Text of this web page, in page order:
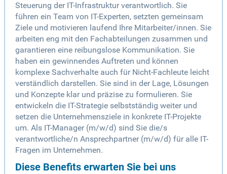
Steuerung der IT-Infrastruktur verantwortlich. Sie
führen ein Team von IT-Experten, setzten gemeinsam
Ziele und motivieren laufend Ihre Mitarbeiter/innen. Sie
arbeiten eng mit den Fachabteilungen zusammen und
garantieren eine reibungslose Kommunikation. Sie
haben ein gewinnendes Auftreten und können
komplexe Sachverhalte auch für Nicht-Fachleute leicht
verständlich darstellen. Sie sind in der Lage, Lösungen
und Konzepte klar und präzise zu formulieren. Sie
entwickeln die IT-Strategie selbstständig weiter und
setzen die Unternehmensziele in konkrete IT-Projekte
um. Als IT-Manager (m/w/d) sind Sie die/s
verantwortliche/n Ansprechpartner (m/w/d) für alle IT-
Fragen im Unternehmen.
Diese Benefits erwarten Sie bei uns